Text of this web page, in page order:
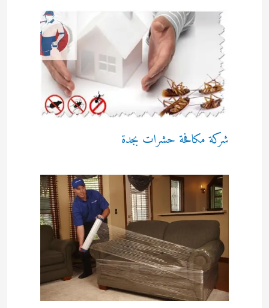
شركة مكافحة حشرات بجدة